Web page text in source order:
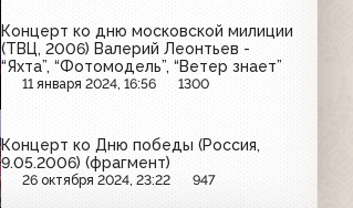
Концерт ко дню московской милиции
(ТВЦ, 2006) Валерий Леонтьев -
“Яхта”, “Фотомодель”, “Ветер знает”
11 января 2024, 16:56 1300
Концерт ко Дню победы (Россия,
9.05.2006) (фрагмент)
26 октября 2024, 23:22 947